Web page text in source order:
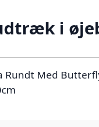
i
Rundt Med